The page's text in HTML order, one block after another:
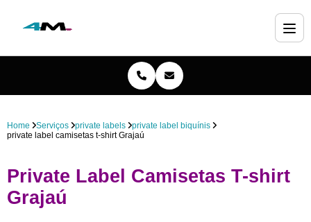
Home Serviços private labels
private label biquínis
private label camisetas t-shirt Grajaú
Private Label Camisetas T-shirt
Grajaú